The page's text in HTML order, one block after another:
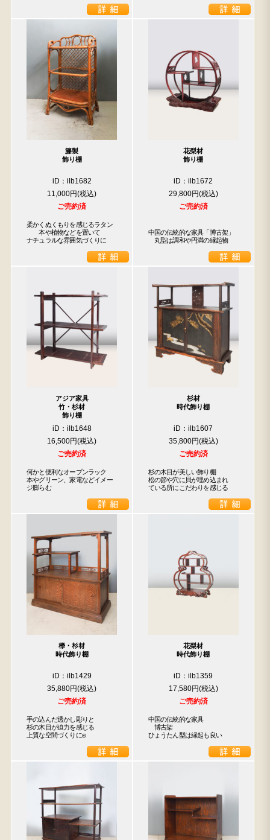
籐製
飾り棚
iD：ilb1682
11,000円
ご売約済
柔かくぬくもりを感じるラタン
本や植物などを置いて
ナチュラルな雰囲気づくりに
花梨材
飾り棚
iD：ilb1672
29,800円
ご売約済
中国の伝統的な家具「博古架」
丸型は調和や円満の縁起物
アジア家具
竹・杉材
飾り棚
iD：ilb1648
16,500円
ご売約済
何かと便利なオープンラック
本やグリーン、家電などイメー
ジ膨らむ
杉材
時代飾り棚
iD：ilb1607
35,800円
ご売約済
杉の木目が美しい飾り棚
松の節や穴に貝が埋め込まれ
ている所にこだわりを感じる
﨔・杉材
時代飾り棚
iD：ilb1429
35,880円
ご売約済
手の込んだ透かし彫りと
杉の木目が迫力を感じる
上質な空間づくりに◎
花梨材
時代飾り棚
iD：ilb1359
17,580円
ご売約済
中国の伝統的な家具
博古架
ひょうたん型は縁起も良い